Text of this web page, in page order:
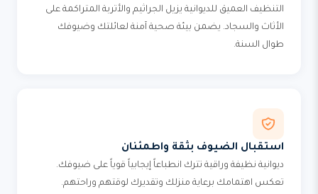
التنظيف العميق للديوانية يزيل الجراثيم والأتربة المتراكمة على
الأثاث والسجاد. يضمن بيئة صحية آمنة لعائلتك وضيوفك
طوال السنة.
استقبال الضيوف بثقة واطمئنان
ديوانية نظيفة وراقية تترك انطباعاً إيجابياً قوياً على ضيوفك.
تعكس اهتمامك برعاية منزلك وتقديرك لوقتهم وراحتهم.